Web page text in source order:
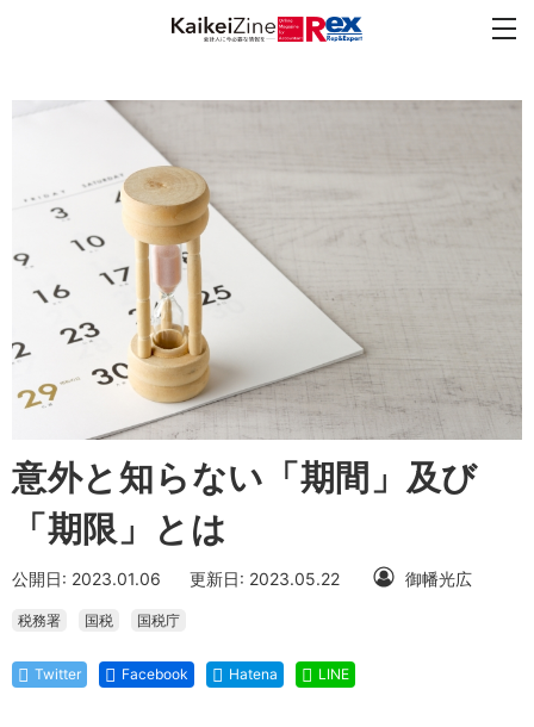
意外と知らない「期間」及び
「期限」とは
公開日: 2023.01.06 更新日: 2023.05.22 御幡光広
税務署 国税 国税庁
Twitter Facebook Hatena LINE